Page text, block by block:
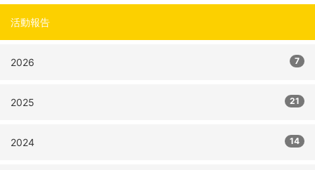
活動報告
2026 7
2025 21
2024 14